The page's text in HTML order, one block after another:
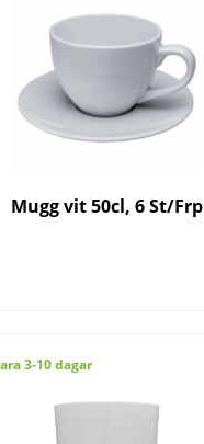
Mugg vit 50cl, 6 St/Frp
3-10 dagar